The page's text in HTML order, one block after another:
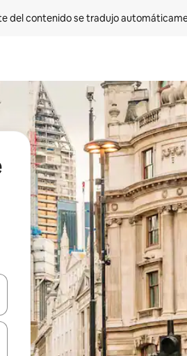
del contenido se tradujo
usando las teclas de las flechas